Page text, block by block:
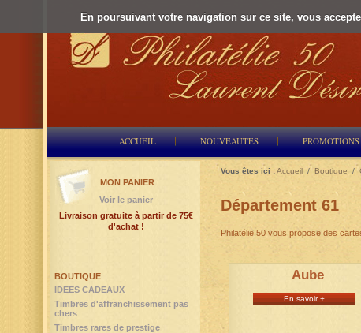
En poursuivant votre navigation sur ce site, vous
ACCUEIL NOUVEAUTÉS PROMOTIONS
Vous êtes ici :Accueil / Boutique /
Département 61
Philatélie 50 vous propose des
Aube
En savoir +
BOUTIQUE
IDEES CADEAUX
Timbres d'affranchissement pas
chers
Timbres rares de prestige
MON PANIER
Voir le panier
Livraison gratuite à partir de 75€
d'achat !